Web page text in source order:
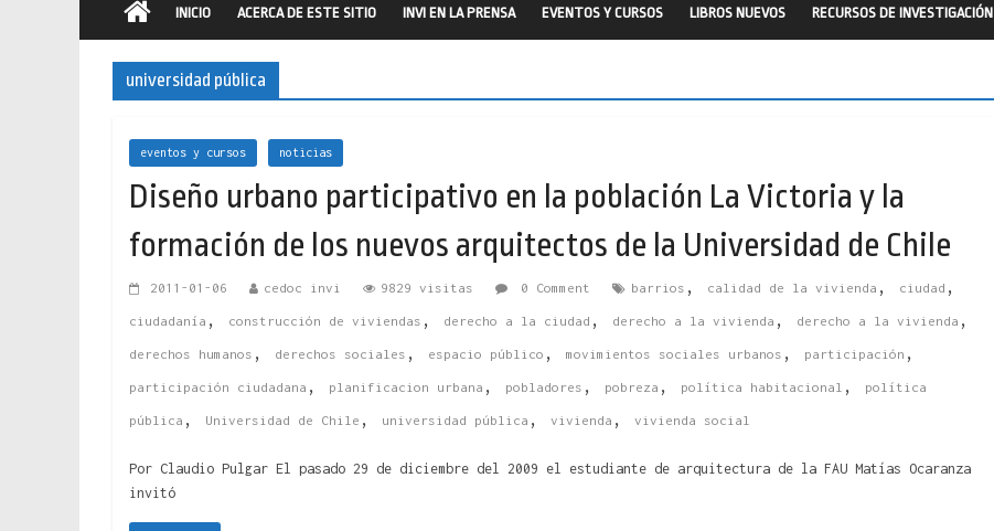
INICIO ACERCA DE ESTE SITIO INVI EN LA PRENSA EVENTOS Y CURSOS LIBROS NUEVOS RECURSOS DE INVESTIGACIÓN
universidad pública
eventos y cursos noticias
Diseño urbano participativo en la población La Victoria y la
formación de los nuevos arquitectos de la Universidad de Chile
2011-01-06 cedoc invi 9829 visitas 0 Comment barrios , calidad de la vivienda , ciudad ,
ciudadanía , construcción de viviendas , derecho a la ciudad , derecho a la vivienda , derecho a la vivienda ,
derechos humanos , derechos sociales , espacio público , movimientos sociales urbanos , participación ,
participación ciudadana , planificacion urbana , pobladores , pobreza , política habitacional , política
pública , Universidad de Chile , universidad pública , vivienda , vivienda social
Por Claudio Pulgar El pasado 29 de diciembre del 2009 el estudiante de arquitectura de la FAU Matías Ocaranza
invitó